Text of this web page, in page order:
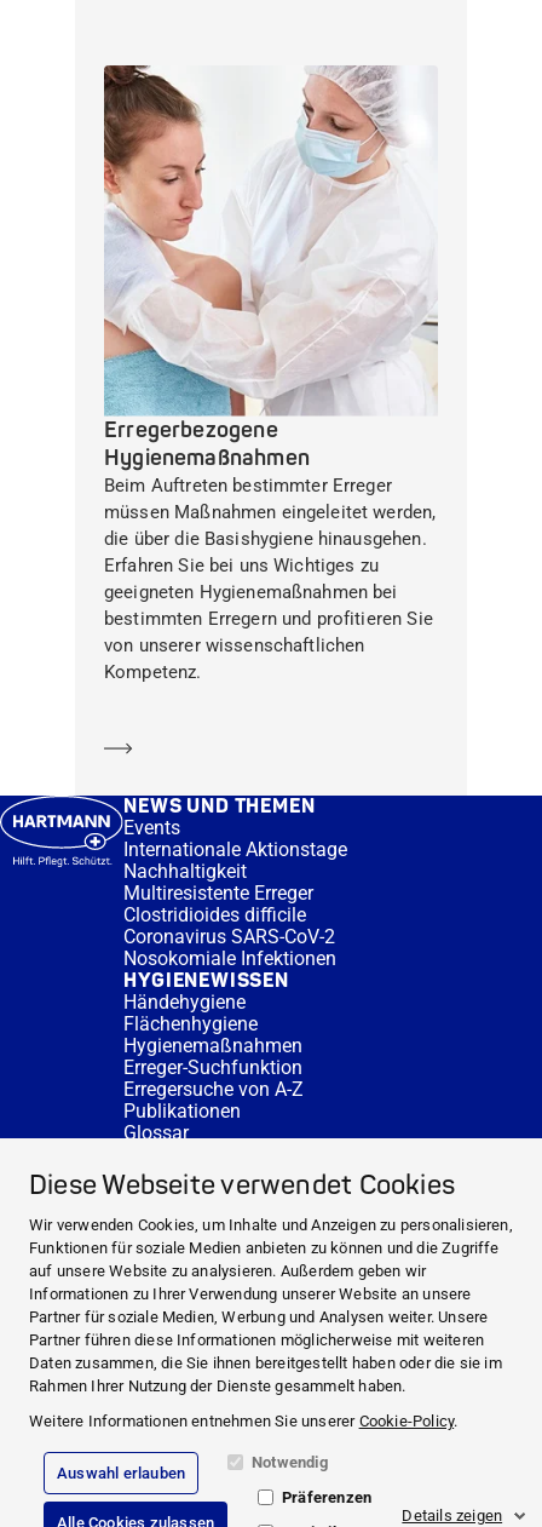
Diese Webseite verwendet Cookies
Wir verwenden Cookies, um Inhalte und Anzeigen zu personalisieren,
Funktionen für soziale Medien anbieten zu können und die Zugriffe
auf unsere Website zu analysieren. Außerdem geben wir
Informationen zu Ihrer Verwendung unserer Website an unsere
Partner für soziale Medien, Werbung und Analysen weiter. Unsere
Partner führen diese Informationen möglicherweise mit weiteren
Daten zusammen, die Sie ihnen bereitgestellt haben oder die sie im
Rahmen Ihrer Nutzung der Dienste gesammelt haben.
Weitere Informationen entnehmen Sie unserer Cookie-Policy.
Auswahl erlauben
Alle Cookies zulassen
Notwendig
Präferenzen
Details zeigen
Erregerbezogene
Hygienemaßnahmen
Beim Auftreten bestimmter Erreger
müssen Maßnahmen eingeleitet werden,
die über die Basishygiene hinausgehen.
Erfahren Sie bei uns Wichtiges zu
geeigneten Hygienemaßnahmen bei
bestimmten Erregern und profitieren Sie
von unserer wissenschaftlichen
Kompetenz.
NEWS UND THEMEN
Events
Internationale Aktionstage
Nachhaltigkeit
Multiresistente Erreger
Clostridioides difficile
Coronavirus SARS-CoV-2
Nosokomiale Infektionen
HYGIENEWISSEN
Händehygiene
Flächenhygiene
Hygienemaßnahmen
Erreger-Suchfunktion
Erregersuche von A-Z
Publikationen
Glossar
SERVICE
Fachberatung
DESINFACTS
Newsletter
Konzentrat-Rechner
Weiterführende Links
Über uns
Fachberatung
NEWS UND THEMEN
HYGIENEWISSEN
SERVICE
Rechtliche Hinweise